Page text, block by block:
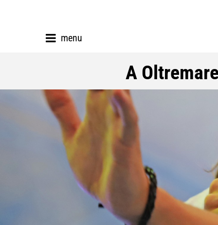
menu
A